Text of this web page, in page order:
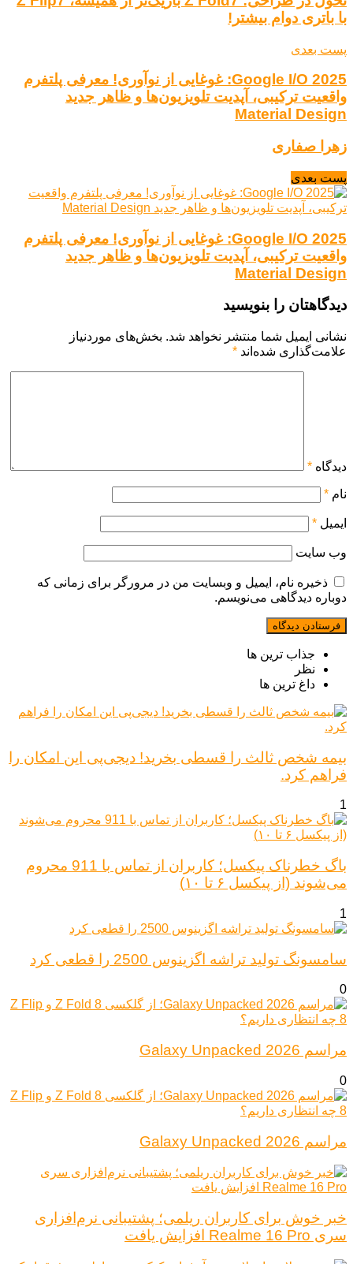
با باتری دوام بیشتر!
پست بعدی
Google I/O 2025: غوغایی از نوآوری! معرفی پلتفرم
واقعیت ترکیبی، آپدیت تلویزیون‌ها و ظاهر جدید
Material Design
زهرا صفاری
پست بعدی
Google I/O 2025: غوغایی از نوآوری! معرفی پلتفرم
واقعیت ترکیبی، آپدیت تلویزیون‌ها و ظاهر جدید
Material Design
دیدگاهتان را بنویسید
نشانی ایمیل شما منتشر نخواهد شد. بخش‌های موردنیاز
علامت‌گذاری شده‌اند *
دیدگاه *
نام *
ایمیل *
وب‌ سایت
ذخیره نام، ایمیل و وبسایت من در مرورگر برای زمانی که
دوباره دیدگاهی می‌نویسم.
جذاب ترین ها
نظر
داغ ترین ها
بیمه شخص ثالث را قسطی بخرید! دیجی‌پی این امکان را
فراهم کرد.
1
باگ خطرناک پیکسل؛ کاربران از تماس با 911 محروم
می‌شوند (از پیکسل ۶ تا ۱۰)
1
سامسونگ تولید تراشه اگزینوس 2500 را قطعی کرد
0
مراسم Galaxy Unpacked 2026
0
مراسم Galaxy Unpacked 2026
خبر خوش برای کاربران ریلمی؛ پشتیبانی نرم‌افزاری
سری Realme 16 Pro افزایش یافت